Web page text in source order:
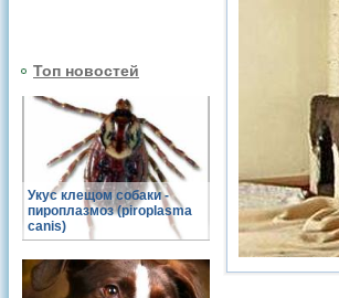
Топ новостей
Укус клещом собаки -
пироплазмоз (piroplasma
canis)